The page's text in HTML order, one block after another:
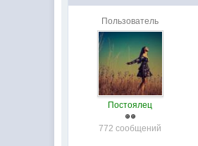
Пользователь
Постоялец
772 сообщений